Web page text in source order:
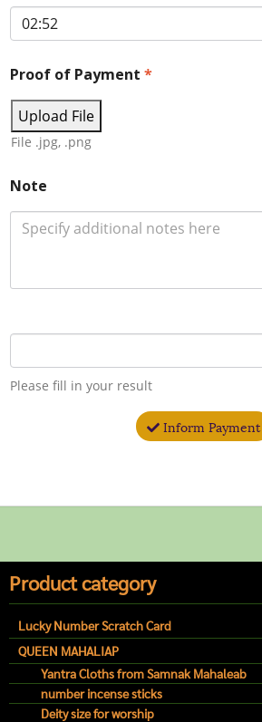
Proof of Payment *
Upload File
File .jpg, .png
Note
Please fill in your result
Inform Payment
Product category
Lucky Number Scratch Card
QUEEN MAHALIAP
Yantra Cloths from Samnak Mahaleab
number incense sticks
Deity size for worship